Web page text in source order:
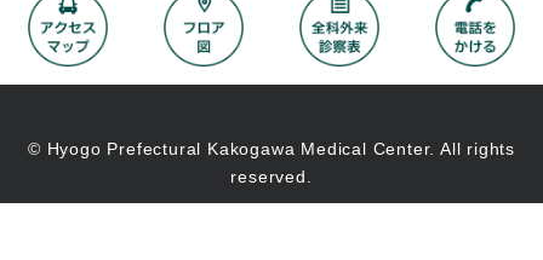
© Hyogo Prefectural Kakogawa Medical Center. All rights
reserved.